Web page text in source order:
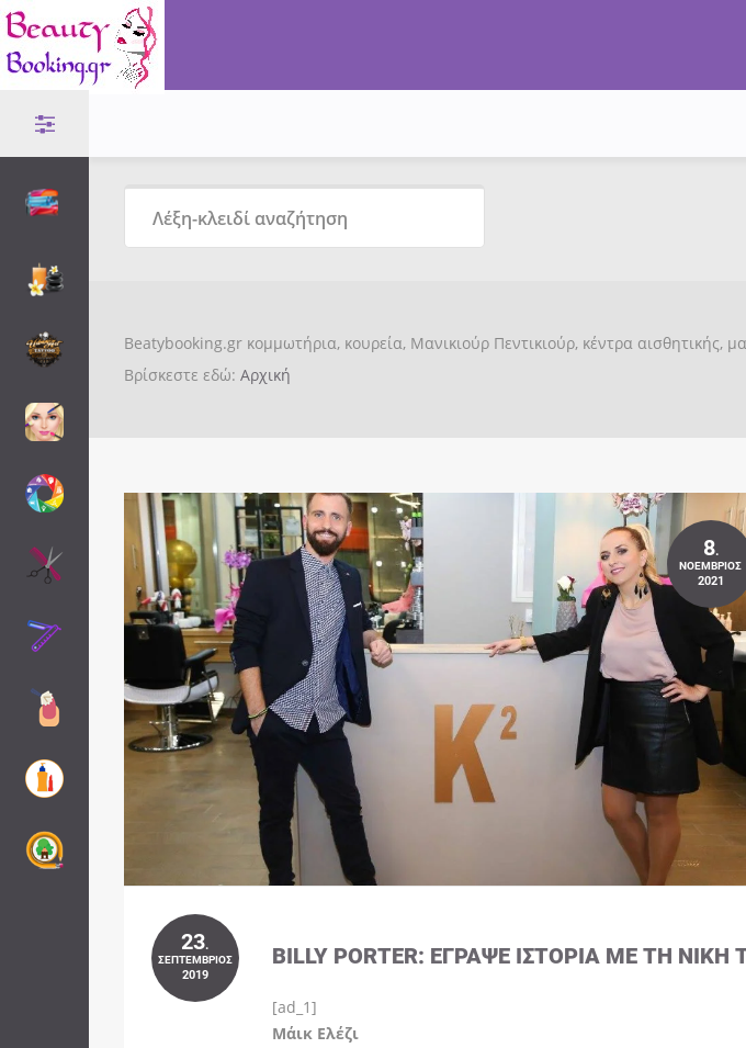
Beatybooking.gr κομμωτήρια, κουρεία, Μανικιούρ Πεντικιούρ, κέντρα αισθητικής,
Βρίσκεστε εδώ: Αρχική
8.
ΝΟΈΜΒΡΙΟΣ
2021
23.
ΣΕΠΤΈΜΒΡΙΟΣ
2019
BILLY PORTER: ΈΓΡΑΨΕ ΙΣΤΟΡΊΑ ΜΕ ΤΗ
[ad_1]
Μάικ ΕλέζιInstagram